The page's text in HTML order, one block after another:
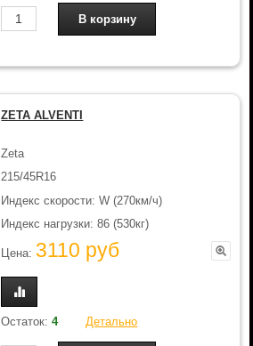
ZETA ALVENTI
Zeta
215/45R16
Индекс скорости: W (270км/ч)
Индекс нагрузки: 86 (530кг)
Цена: 3110 руб
Остаток:4 Детально